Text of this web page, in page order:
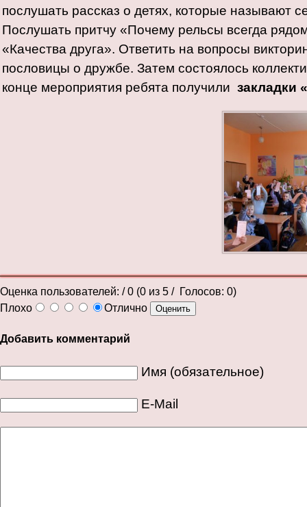
послушать рассказ о детях, которые называют
Послушать притчу «Почему рельсы всегда
«Качества друга». Ответить на вопросы
пословицы о дружбе. Затем состоялось
конце мероприятия ребята получили закладки
Оценка пользователей: / 0 (0 из 5 / Голосов: 0)
Плохо
Отлично
Добавить комментарий
Имя (обязательное)
E-Mail